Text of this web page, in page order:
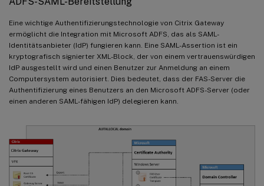
Eine wichtige Authentifizierungstechnologie von Citrix Gateway
ermöglicht die Integration mit Microsoft ADFS, das als SAML-
Identitätsanbieter (IdP) fungieren kann. Eine SAML-Assertion ist ein
kryptografisch signierter XML-Block, der von einem vertrauenswürdigen
IdP ausgestellt wird und einen Benutzer zur Anmeldung an einem
Computersystem autorisiert. Dies bedeutet, dass der FAS-Server die
Authentifizierung eines Benutzers an den Microsoft ADFS-Server (oder
einen anderen SAML-fähigen IdP) delegieren kann.